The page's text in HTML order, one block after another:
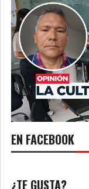
EN FACEBOOK
¿TE GUSTA?